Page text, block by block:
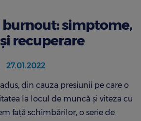
simptome,
recuperare
27.01.2022
din cauza presiunii pe care o
la locul de muncă și viteza cu
față schimbărilor, o serie de